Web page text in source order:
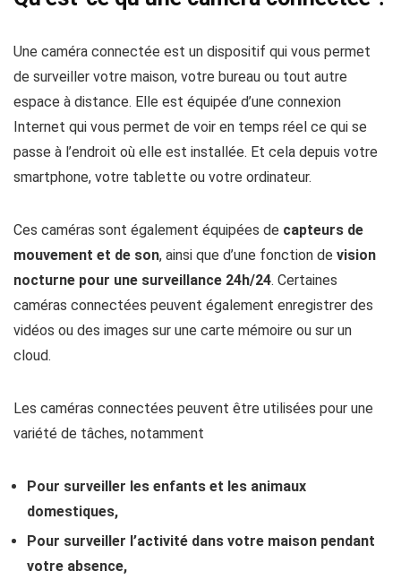
Une caméra connectée est un dispositif qui vous permet
de surveiller votre maison, votre bureau ou tout autre
espace à distance. Elle est équipée d’une connexion
Internet qui vous permet de voir en temps réel ce qui se
passe à l’endroit où elle est installée. Et cela depuis votre
smartphone, votre tablette ou votre ordinateur.
Ces caméras sont également équipées de capteurs de
mouvement et de son, ainsi que d’une fonction de vision
nocturne pour une surveillance 24h/24. Certaines
caméras connectées peuvent également enregistrer des
vidéos ou des images sur une carte mémoire ou sur un
cloud.
Les caméras connectées peuvent être utilisées pour une
variété de tâches, notamment
Pour surveiller les enfants et les animaux
domestiques,
Pour surveiller l’activité dans votre maison pendant
votre absence,